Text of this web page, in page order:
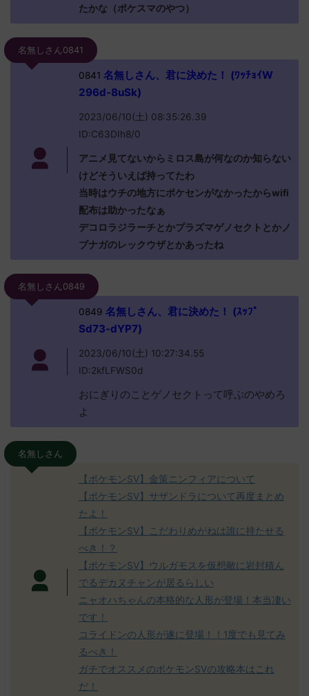
たかな（ポケスマのやつ）
名無しさん0841
0841 名無しさん、君に決めた！ (ﾜｯﾁｮｲW
296d-8uSk)
2023/06/10(土) 08:35:26.39
ID:C63DIh8/0
アニメ見てないからミロス島が何なのか知らない
けどそういえば持ってたわ
当時はウチの地方にポケセンがなかったからwifi
配布は助かったなぁ
デコロラジラーチとかプラズマゲノセクトとかノ
ブナガのレックウザとかあったね
名無しさん0849
0849 名無しさん、君に決めた！ (ｽｯﾌﾟ
Sd73-dYP7)
2023/06/10(土) 10:27:34.55
ID:2kfLFWS0d
おにぎりのことゲノセクトって呼ぶのやめろ
よ
名無しさん
【ポケモンSV】金策ニンフィアについて
【ポケモンSV】サザンドラについて再度まとめ
たよ！
【ポケモンSV】こだわりめがねは誰に持たせる
べき！？
【ポケモンSV】ウルガモスを仮想敵に岩封積ん
でるデカヌチャンが居るらしい
ニャオハちゃんの本格的な人形が登場！本当凄い
です！
コライドンの人形が遂に登場！！1度でも見てみ
るべき！
ガチでオススメのポケモンSVの攻略本はこれ
だ！